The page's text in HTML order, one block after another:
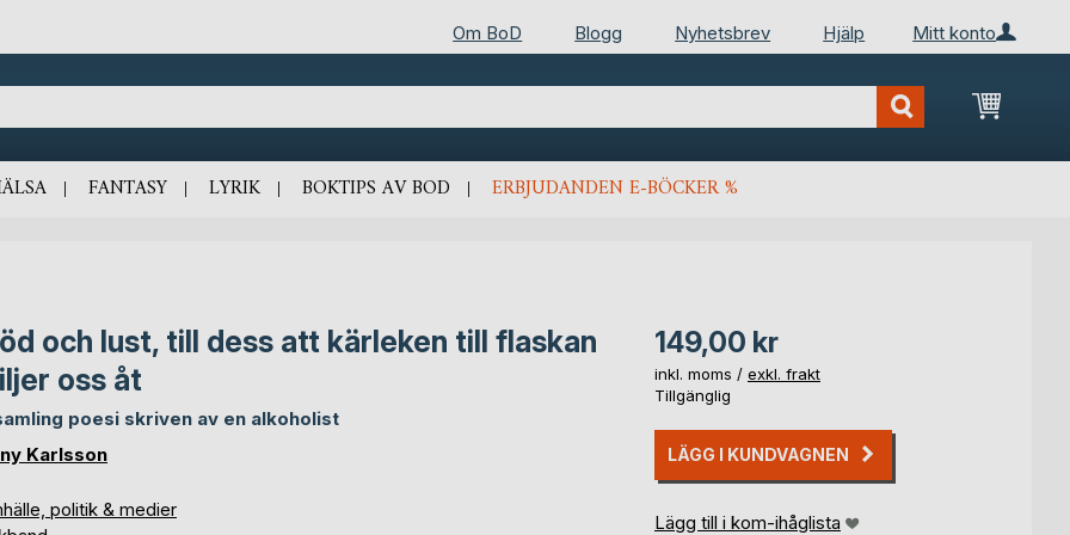
Mitt konto
Om BoD Blogg Nyhetsbrev Hjälp
Min
FANTASY LYRIK BOKTIPS AV BOD ERBJUDANDEN E-BÖCKER %
och lust, till dess att kärleken till flaskan
oss åt
poesi skriven av en alkoholist
Karlsson
politik & medier
149,00 kr
inkl. moms / exkl. frakt
Tillgänglig
LÄGG I KUNDVAGNEN
Lägg till i kom-ihåglista